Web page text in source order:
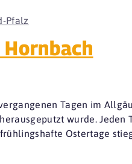
Pfalz
Tagen im
wurde. Jeden
Ostertage